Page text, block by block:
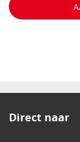
Direct naar